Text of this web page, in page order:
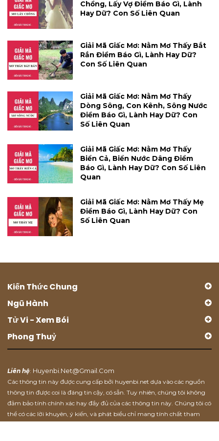
Chồng, Lấy Vợ Điềm Báo Gì, Lành
Hay Dữ? Con Số Liên Quan
Giải Mã Giấc Mơ: Nằm Mơ Thấy Bắt
Rắn Điềm Báo Gì, Lành Hay Dữ?
Con Số Liên Quan
Giải Mã Giấc Mơ: Nằm Mơ Thấy
Dòng Sông, Con Kênh, Sông Nước
Điềm Báo Gì, Lành Hay Dữ? Con
Số Liên Quan
Giải Mã Giấc Mơ: Nằm Mơ Thấy
Biển Cả, Biển Nước Dâng Điềm
Báo Gì, Lành Hay Dữ? Con Số Liên
Quan
Giải Mã Giấc Mơ: Nằm Mơ Thấy Mẹ
Điềm Báo Gì, Lành Hay Dữ? Con
Số Liên Quan
Kiến Thức Chung
Ngũ Hành
Tử Vi - Xem Bói
Phong Thuỷ
Liên hệ: Huyenbi.net@gmail.com
Các thông tin này được cung cấp bởi huyenbi.net dựa vào các nguồn
thông tin được coi là đáng tin cậy, có sẵn. Tuy nhiên, chúng tôi không
đảm bảo tính chính xác hay đầy đủ của các thông tin này. Chúng tôi có
thể có các lời khuyên, ý kiến, và phát biểu chỉ mang tính chất tham